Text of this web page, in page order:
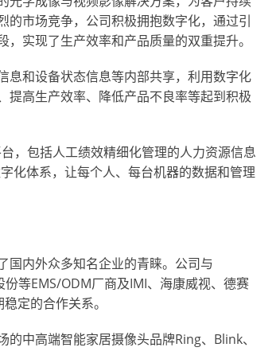
市场竞争，公司积极拥抱数字化，通过引
实现了生产效率和产品质量的双重提升。
息和设备状态信息等内部共享，利用数字化
提高生产效率、降低产品不良率等起到积极
，包括人工绩效精细化管理的人力资源信息
化体系，让每个人、每台机器的数据和管理
国内外众多知名企业的青睐。公司与
等EMS/ODM厂商及IMI、海康威视、德赛
定的合作关系。
中高端智能家居摄像头品牌Ring、Blink、